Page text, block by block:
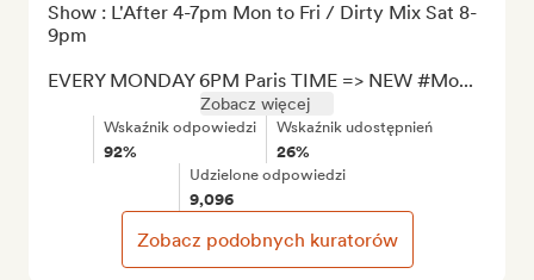
Show : L'After 4-7pm Mon to Fri / Dirty Mix Sat 8-
9pm
EVERY MONDAY 6PM Paris TIME => NEW #Mo...
Zobacz więcej
Wskaźnik odpowiedzi
92%
Wskaźnik udostępnień
26%
Udzielone odpowiedzi
9,096
Zobacz podobnych kuratorów